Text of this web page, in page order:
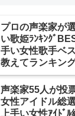
プロの声楽家が
い歌姫ﾗﾝｷﾝｸﾞ
手い女性歌手ベ
教えてランキング
声楽家55人が投
女性アイドル総
上手い女性ｱｲﾄﾞ